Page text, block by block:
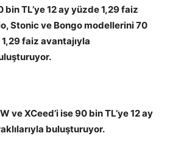
TL’ye 12 ay yüzde 1,29 faiz
Stonic ve Bongo modellerini 70
1,29 faiz avantajıyla
ve XCeed’i ise 90 bin TL’ye 12 ay
buluşturuyor.